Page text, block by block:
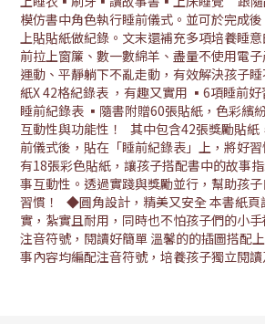
模仿書中角色執行睡前儀式。並可於完成後
上貼貼紙做紀錄。文末還補充多項培養睡
前拉上窗簾、數一數綿羊、盡量不使用電
運動、平靜躺下不亂走動，有效解決孩子
紙X 42格紀錄表 ，有趣又實用 ▪6項睡前
睡前紀錄表 ▪隨書附贈60張貼紙，色彩繽
互動性與功能性！ 其中包含42張獎勵貼紙
前儀式後，貼在「睡前紀錄表」上，將好
有18張彩色貼紙，讓孩子搭配書中的故事
事互動性。透過實踐與獎勵並行，幫助孩
習慣！ ◆圓角設計，精美又安全 本書紙頁
實，紮實且耐用，同時也不怕孩子們的小
注音符號，閱讀好簡單 溫馨的的插圖搭配
事內容均編配注音符號，培養孩子獨立閱讀